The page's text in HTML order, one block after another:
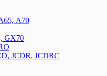
А70
GX70
JCDR, JCDRC